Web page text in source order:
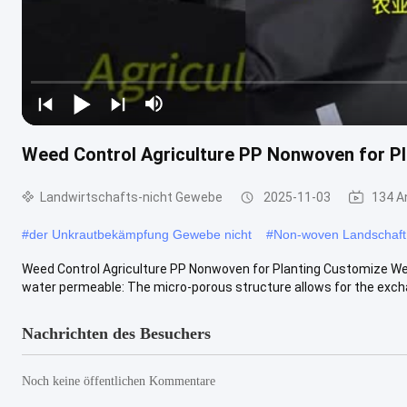
Weed Control Agriculture PP Nonwoven for
Landwirtschafts-nicht Gewebe 2025-11-03 134
#der Unkrautbekämpfung Gewebe nicht #Non-woven
Weed Control Agriculture PP Nonwoven for Planting Customize
water permeable: The micro-porous structure allows for the
Nachrichten des Besuchers
Noch keine öffentlichen Kommentare